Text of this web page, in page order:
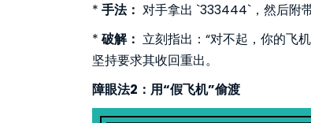
* 手法： 对手拿出 `333444`，然后附
* 破解： 立刻指出：“对不起，你的飞
坚持要求其收回重出。
障眼法2：用“假飞机”偷渡